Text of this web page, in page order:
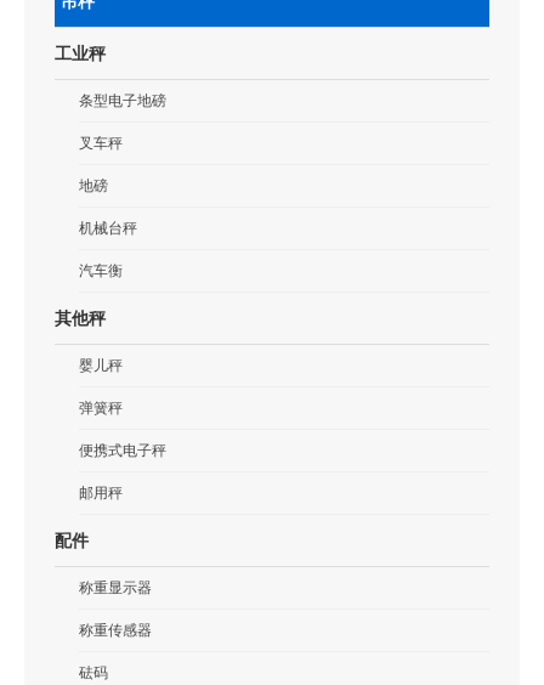
工业秤
条型电子地磅
叉车秤
地磅
机械台秤
汽车衡
其他秤
婴儿秤
弹簧秤
便携式电子秤
邮用秤
配件
称重显示器
称重传感器
砝码